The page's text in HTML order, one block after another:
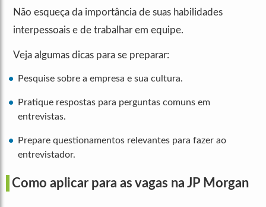
Não esqueça da importância de suas habilidades
interpessoais e de trabalhar em equipe.
Veja algumas dicas para se preparar:
Pesquise sobre a empresa e sua cultura.
Pratique respostas para perguntas comuns em
entrevistas.
Prepare questionamentos relevantes para fazer ao
entrevistador.
Como aplicar para as vagas na JP Morgan